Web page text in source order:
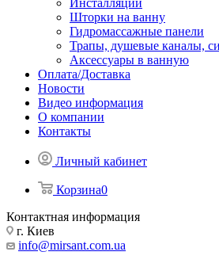
Инсталляции
Шторки на ванну
Гидромассажные панели
Трапы, душевые каналы,
Аксессуары в ванную
Оплата/Доставка
Новости
Видео информация
О компании
Контакты
Личный кабинет
Корзина0
Контактная информация
г. Киев
info@mirsant.com.ua